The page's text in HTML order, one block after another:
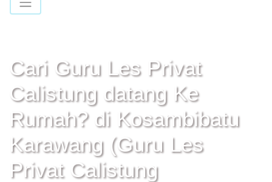
Cari Guru Les Privat
Calistung datang Ke
Rumah? di Kosambibatu
Karawang (Guru Les
Privat Calistung